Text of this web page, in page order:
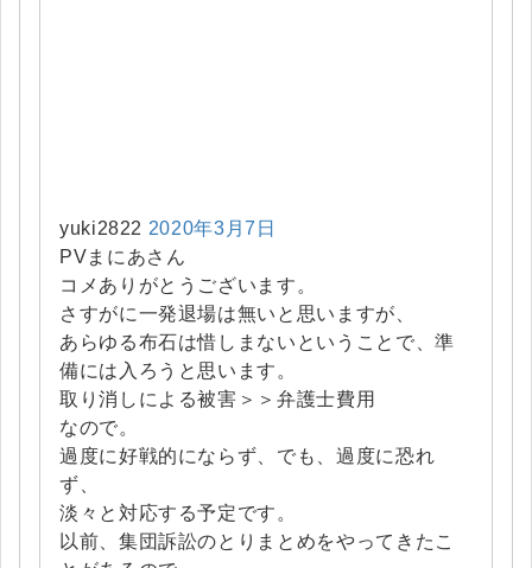
yuki2822 2020年3月7日
PVまにあさん
コメありがとうございます。
さすがに一発退場は無いと思いますが、
あらゆる布石は惜しまないということで、準
備には入ろうと思います。
取り消しによる被害＞＞弁護士費用
なので。
過度に好戦的にならず、でも、過度に恐れ
ず、
淡々と対応する予定です。
以前、集団訴訟のとりまとめをやってきたこ